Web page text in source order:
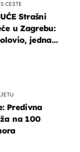
CESTE
Strašni
u Zagrebu:
jedna
Predivna
na 100